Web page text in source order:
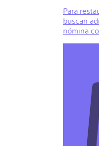
Para
buscan
nómina